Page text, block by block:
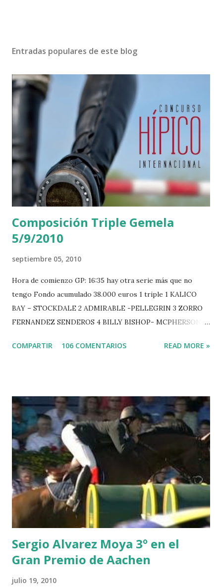
Entradas populares de este blog
Composición Triple Gemela
5/9/2010
septiembre 05, 2010
Hora de comienzo GP: 16:35 hay otra serie más que no
tengo Fondo acumulado 38.000 euros 1 triple 1 KALICO
BAY – STOCKDALE 2 ADMIRABLE -PELLEGRIN 3 ZORRO
FERNANDEZ SENDEROS 4 BILLY BISHOP- MCPHERSON 5
-EPAILLARD 7 GIG AMAI M WHITAKER 8 SILVANA DU
POWER - MILLAR 5 ARMANIE -VOORN 6 QUERLYBET
HERO -LEJAUNE 7 MO CHROI - O’BRIEN 8 CARMENA Z -
BREEN 9 JALLA DE GAVIERE -RAMZY AL DUHAMI 10
NOVEL -PHILIPPAERTS 3 triple 1 LATE NIGHT -LEVY 2 K
CLUB LADY -O’CONNOR 3 QUICK STUDY - HOUGH 4
LORENZO -AHLMANN 5 L’ESPOIR -GULLIKSEN 6
TOPINAMBOUR -LEPREVOST 7 WISCONSIN 111 -MOYA 8
INTERTOY Z - BRASH 9 HERALD –CORDON 10 SELDANA
DI CAMPALTO -SHARBATLY Vuelta Triunfal... el ganador
del Gran Premio en su vuelta de honor
COMPARTIR 106 COMENTARIOS READ MORE »
Sergio Alvarez Moya 3º en el
Gran Premio de Aachen
julio 19, 2010